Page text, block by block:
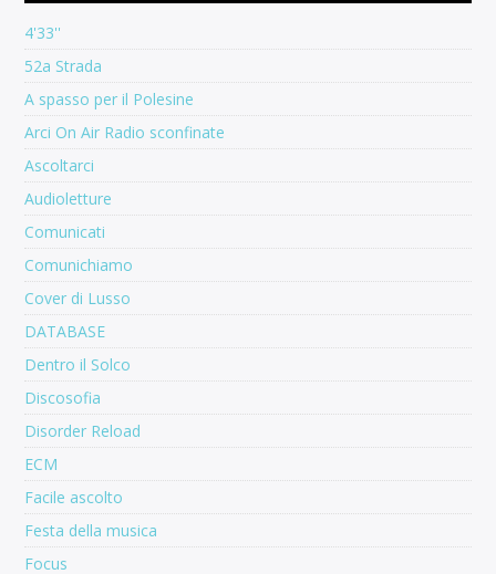
4'33''
52a Strada
A spasso per il Polesine
Arci On Air Radio sconfinate
Ascoltarci
Audioletture
Comunicati
Comunichiamo
Cover di Lusso
DATABASE
Dentro il Solco
Discosofia
Disorder Reload
ECM
Facile ascolto
Festa della musica
Focus